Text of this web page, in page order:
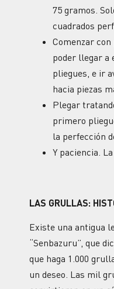
75 gramos.
cuadrados
Comenzar
poder llegar a
pliegues, e ir
hacia piezas
Plegar
primero
la perfección
Y paciencia.
LAS GRULLAS:
Existe una antigua
“Senbazuru”, que
que haga 1.000
un deseo. Las mil